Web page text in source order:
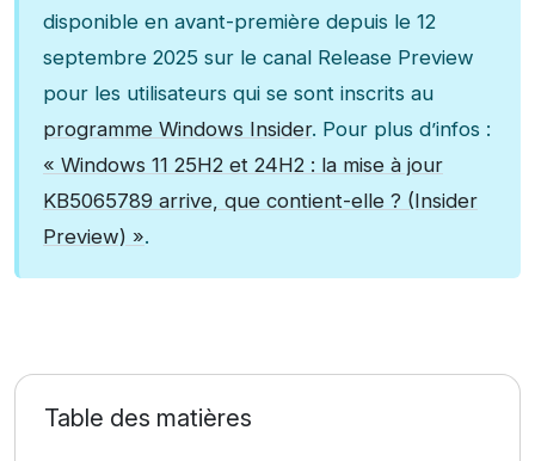
disponible en avant-première depuis le 12
septembre 2025 sur le canal Release Preview
pour les utilisateurs qui se sont inscrits au
programme Windows Insider. Pour plus d’infos :
« Windows 11 25H2 et 24H2 : la mise à jour
KB5065789 arrive, que contient-elle ? (Insider
Preview) ».
Table des matières